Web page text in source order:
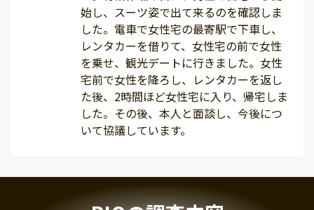
始し、スーツ姿で出て来るのを確認しま
した。電車で女性宅の最寄駅で下車し、
レンタカーを借りて、女性宅の前で女性
を乗せ、観光デートに行きました。女性
宅前で女性を降ろし、レンタカーを返し
た後、2時間ほど女性宅に入り、帰宅しま
した。その後、本人と面談し、今後につ
いて協議しています。